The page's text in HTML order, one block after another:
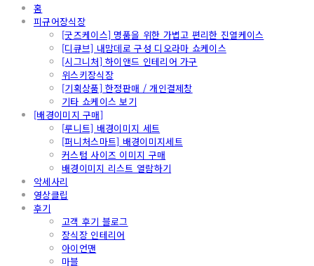
홈
피규어장식장
[굿즈케이스] 명품을 위한 가볍고 편리한 진열케이스
[디큐브] 내맘데로 구성 디오라마 쇼케이스
[시그니처] 하이앤드 인테리어 가구
위스키장식장
[기획상품] 한정판매 / 개인결제창
기타 쇼케이스 보기
[배경이미지 구매]
[루니트] 배경이미지 세트
[퍼니처스마트] 배경이미지세트
커스텀 사이즈 이미지 구매
배경이미지 리스트 열람하기
악세사리
영상클립
후기
고객 후기 블로그
장식장 인테리어
아이언맨
마블